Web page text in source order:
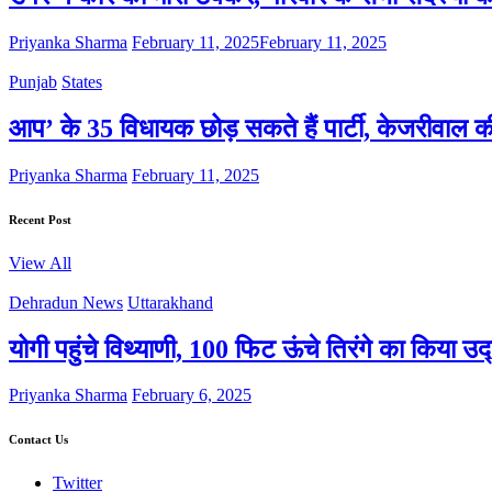
Priyanka Sharma February 11, 2025February 11, 2025
Punjab States
आप’ के 35 विधायक छोड़ सकते हैं पार्टी, केजरीवाल
Priyanka Sharma February 11, 2025
Recent Post
View All
Dehradun News Uttarakhand
योगी पहुंचे विथ्याणी, 100 फिट ऊंचे तिरंगे का किया
Priyanka Sharma February 6, 2025
Contact Us
Twitter